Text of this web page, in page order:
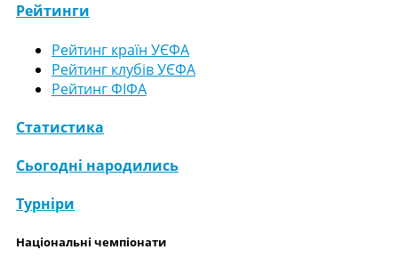
Рейтинги
Рейтинг країн УЄФА
Рейтинг клубів УЄФА
Рейтинг ФІФА
Статистика
Сьогодні народились
Турніри
Національні чемпіонати